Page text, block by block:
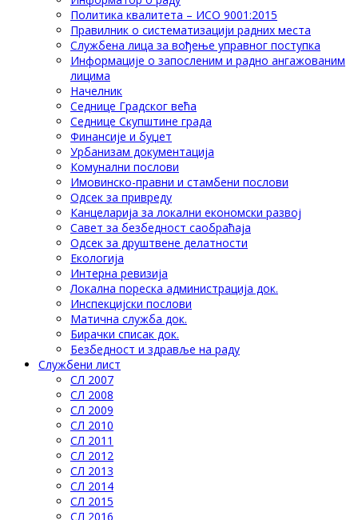
Политика квалитета – ИСО 9001:2015
Правилник о систематизацији радних места
Службена лица за вођење управног поступка
Информације о запосленим и радно ангажованим
лицима
Начелник
Седнице Градског већа
Седнице Скупштине града
Финансије и буџет
Урбанизам документација
Комунални послови
Имовинско-правни и стамбени послови
Одсек за привреду
Канцеларија за локални економски развој
Савет за безбедност саобраћаја
Одсек за друштвене делатности
Eкологија
Интерна ревизија
Локална пореска администрација док.
Инспекцијски послови
Матична служба док.
Бирачки списак док.
Безбедност и здравље на раду
Службени лист
СЛ 2007
СЛ 2008
СЛ 2009
СЛ 2010
СЛ 2011
СЛ 2012
СЛ 2013
СЛ 2014
СЛ 2015
СЛ 2016